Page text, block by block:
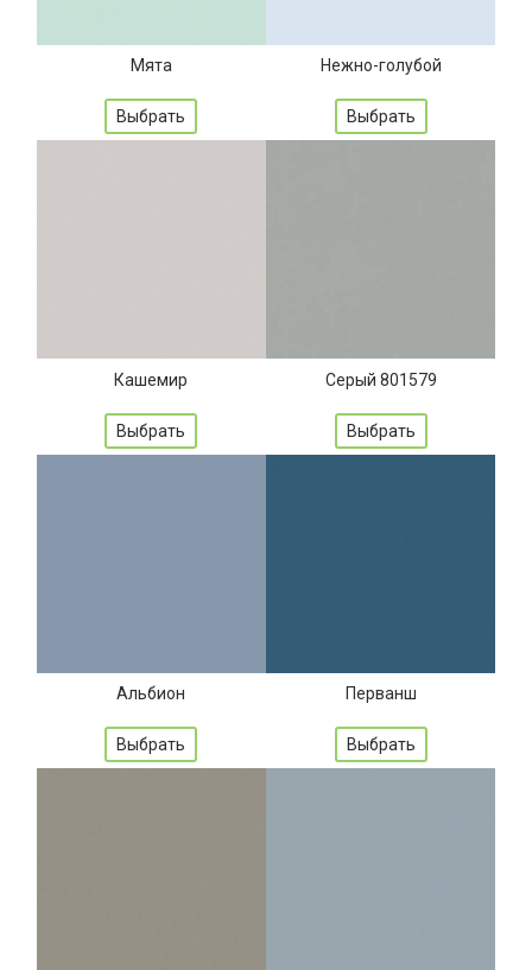
Мята
Выбрать
Нежно-голубой
Выбрать
Кашемир
Выбрать
Серый 801579
Выбрать
Альбион
Выбрать
Перванш
Выбрать